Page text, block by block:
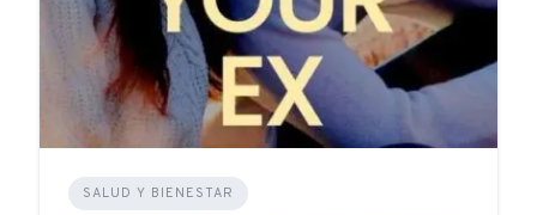
SALUD Y BIENESTAR